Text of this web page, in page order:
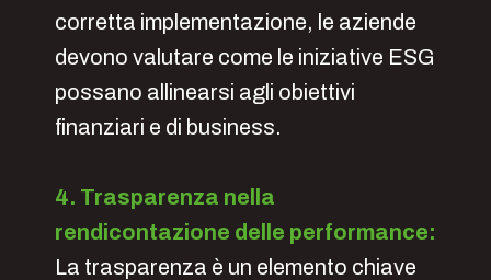
corretta implementazione, le aziende
devono valutare come le iniziative ESG
possano allinearsi agli obiettivi
finanziari e di business.
4. Trasparenza nella
rendicontazione delle performance:
La trasparenza è un elemento chiave